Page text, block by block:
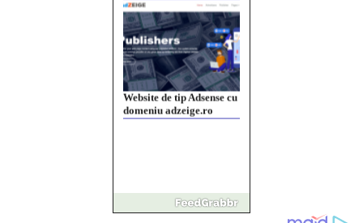
Website de tip Adsense cu
domeniu adzeige.ro
Vând sticlă cu vin din